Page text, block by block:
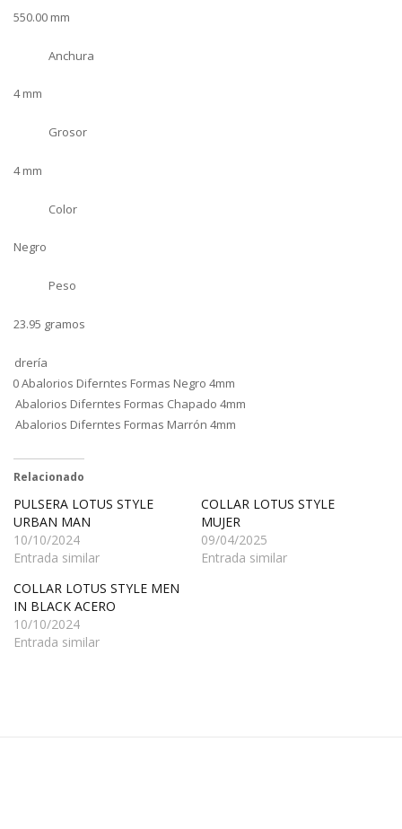
550.00 mm
Anchura
4 mm
Grosor
4 mm
Color
Negro
Peso
23.95 gramos
Pedrería
100 Abalorios Diferntes Formas Negro 4mm
40 Abalorios Diferntes Formas Chapado 4mm
99 Abalorios Diferntes Formas Marrón 4mm
Relacionado
PULSERA LOTUS STYLE
URBAN MAN
10/10/2024
Entrada similar
COLLAR LOTUS STYLE
MUJER
09/04/2025
Entrada similar
COLLAR LOTUS STYLE MEN
IN BLACK ACERO
10/10/2024
Entrada similar